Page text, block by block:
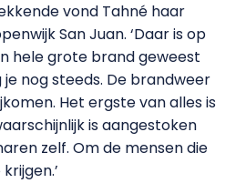
vond Tahné haar
San Juan. ‘Daar is op
hele grote brand geweest
nog steeds. De brandweer
Het ergste van alles is
is aangestoken
zelf. Om de mensen die